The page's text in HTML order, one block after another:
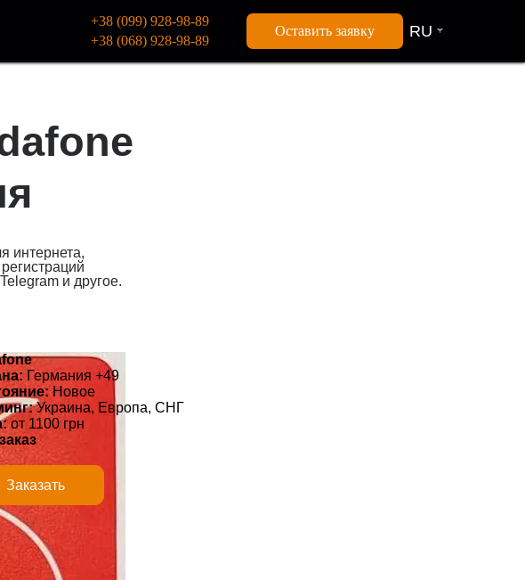
+38 (099) 928-98-89
+38 (068) 928-98-89
Оставить заявку RU
интернета,
и другое.
Германия +49
Новое
Украина, Европа, СНГ
Vodafone
1100 грн
simcard.com.ua/sim-karty-germanii/vodafone/
Заказать